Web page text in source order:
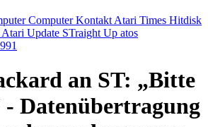
Computer Kontakt Atari Times Hitdisk
Atari Update STraight Up atos
an ST: „Bitte
Datenübertragung